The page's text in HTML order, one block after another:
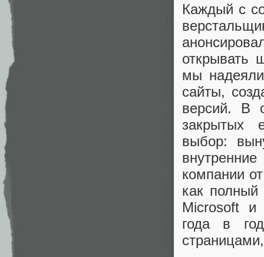
Каждый с
открывать
мы
сайты,
версий. В
закрытых
выбор:
компании
как
Microsoft и
года в